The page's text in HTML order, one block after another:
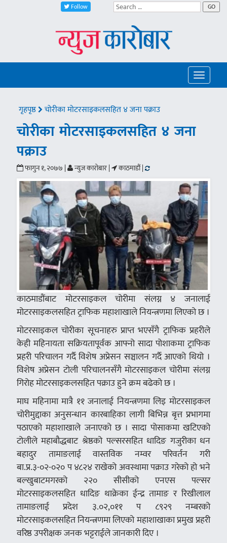
Follow GO
Toggle
गृहपृष्ठ चोरीका मोटरसाइकलसहित ४ जना पक्राउ
चोरीका मोटरसाइकलसहित ४ जना
पक्राउ
फागुन १, २०७७ | न्युज कारोबार | काठमाडौं |
काठमाडौंबाट मोटरसाइकल चोरीमा संलग्न ४ जनालाई
मोटरसाइकलसहित ट्राफिक महाशाखाले नियन्त्रणमा लिएको छ ।
मोटरसाइकल चोरीका सूचनाहरु प्राप्त भएसँगै ट्राफिक प्रहरीले
केही महिनायता सक्रियतापूर्वक आफ्नो सादा पोशाकमा ट्राफिक
प्रहरी परिचालन गर्दै विशेष अप्रेसन सञ्चालन गर्दै आएको थियो ।
विशेष अप्रेसन टोली परिचालनसँगै मोटरसाइकल चोरीमा संलग्न
गिरोह मोटरसाइकलसहित पक्राउ हुने क्रम बढेको छ ।
माघ महिनामा मात्रै ११ जनालाई नियन्त्रणमा लिइ मोटरसाइकल
चोरीमुद्दाका अनुसन्धान कारबाहिका लागी बिभिन्न बृत्त प्रभागमा
पठाएको महाशाखाले जनाएको छ । सादा पोसाकमा खटिएको
टोलीले महाबौद्धबाट श्रेष्ठको पल्सरसहित धादिङ गजुरीका धन
बहादुर तामाङलाई वास्तविक नम्वर परिवर्तन गरी
बा.प्र.३-०२-०२० प ४८२४ राखेको अवस्थामा पक्राउ गरेको हो भने
बल्खुबाटमगरको २२० सीसीको एनएस पल्सर
मोटरसाइकलसहित धादिङ थाक्रेका ईन्द्र तामाङ र रिखीलाल
तामाङलाई प्रदेश ३.०२,०११ प ८९२९ नम्बरको
मोटरसाइकलसहित नियन्त्रणमा लिएको महाशाखाका प्रमुख प्रहरी
वरिष्ठ उपरीक्षक जनक भट्टराईले जानकारी दिए ।